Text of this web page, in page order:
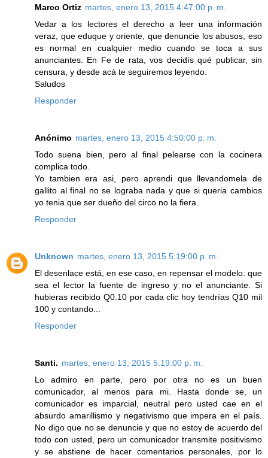
Marco Ortiz martes, enero 13, 2015 4:47:00 p. m.
Vedar a los lectores el derecho a leer una información
veraz, que eduque y oriente, que denuncie los abusos, eso
es normal en cualquier medio cuando se toca a sus
anunciantes. En Fe de rata, vos decidís qué publicar, sin
censura, y desde acá te seguiremos leyendo.
Saludos
Responder
Anónimo martes, enero 13, 2015 4:50:00 p. m.
Todo suena bien, pero al final pelearse con la cocinera
complica todo.
Yo tambien era asi, pero aprendi que llevandomela de
gallito al final no se lograba nada y que si queria cambios
yo tenia que ser dueño del circo no la fiera.
Responder
Unknown martes, enero 13, 2015 5:19:00 p. m.
El desenlace está, en ese caso, en repensar el modelo: que
sea el lector la fuente de ingreso y no el anunciante. Si
hubieras recibido Q0.10 por cada clic hoy tendrías Q10 mil
100 y contando...
Responder
Santi. martes, enero 13, 2015 5:19:00 p. m.
Lo admiro en parte, pero por otra no es un buen
comunicador, al menos para mi. Hasta donde se, un
comunicador es imparcial, neutral pero usted cae en el
absurdo amarillismo y negativismo que impera en el país.
No digo que no se denuncie y que no estoy de acuerdo del
todo con usted, pero un comunicador transmite positivismo
y se abstiene de hacer comentarios personales, por lo